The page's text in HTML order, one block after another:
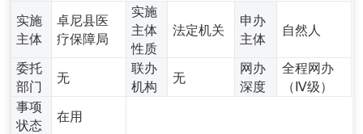
实施
主体
卓尼县医
疗保障局
实施
主体
性质
法定机关
申办
主体
自然人
委托
部门
无
联办
机构
无
网办
深度
全程网办
（Ⅳ级）
事项
状态
在用